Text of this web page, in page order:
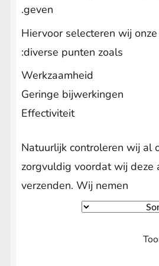
geven.
Hiervoor selecteren wij
diverse punten zoals:
Werkzaamheid
Geringe bijwerkingen
Effectiviteit
Natuurlijk controleren wij al
zorgvuldig voordat wij deze
verzenden. Wij nemen
Gesorteerd